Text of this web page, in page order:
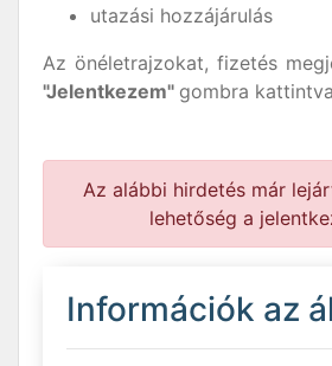
utazási hozzájárulás
Az önéletrajzokat, fizetés
"Jelentkezem" gombra
Az alábbi hirdetés már
lehetőség a
Információk az